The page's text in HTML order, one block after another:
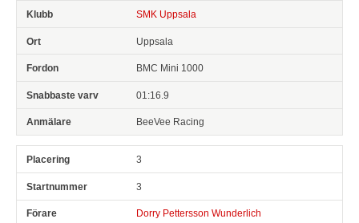
SMK Uppsala
Uppsala
BMC Mini 1000
01:16.9
BeeVee Racing
3
3
Dorry Pettersson Wunderlich